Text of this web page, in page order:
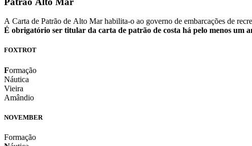
A Carta de Patrão de Alto Mar habilita-o ao governo de embarcações de
É obrigatório ser titular da carta de patrão de costa há pelo menos um
FOXTROT
Formação
Náutica
Vieira
Amândio
NOVEMBER
Formação